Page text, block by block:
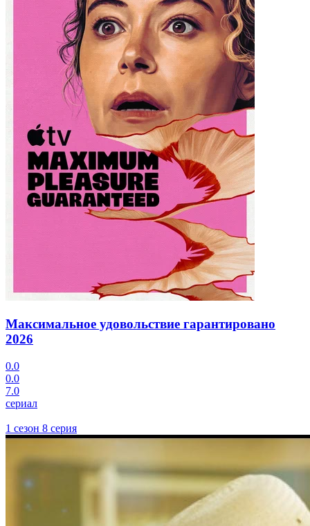
Максимальное удовольствие гарантировано
2026
0.0
0.0
7.0
сериал
1 сезон 8 серия